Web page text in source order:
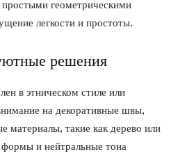
геометрическими
легкости и простоты.
решения
в этническом стиле или
на декоративные швы,
материалы, такие как дерево или
и нейтральные тона